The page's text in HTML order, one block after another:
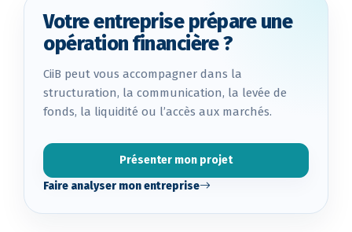
Votre entreprise prépare une
opération financière ?
CiiB peut vous accompagner dans la
structuration, la communication, la levée de
fonds, la liquidité ou l’accès aux marchés.
Présenter mon projet
Faire analyser mon entreprise